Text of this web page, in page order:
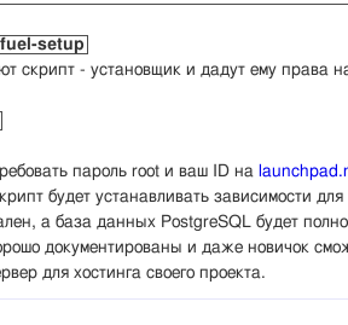
setup
скрипт - установщик и дадут ему права
пароль root и ваш ID на
будет устанавливать зависимости
а база данных PostgreSQL будет
документированы и даже новичок
для хостинга своего проекта.